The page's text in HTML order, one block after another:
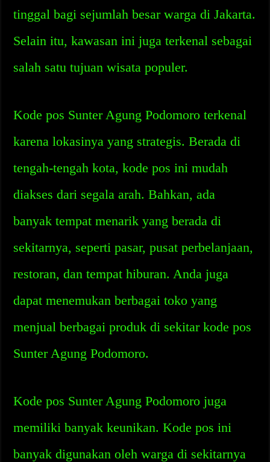
tinggal bagi sejumlah besar warga di Jakarta.
Selain itu, kawasan ini juga terkenal sebagai
salah satu tujuan wisata populer.
Kode pos Sunter Agung Podomoro terkenal
karena lokasinya yang strategis. Berada di
tengah-tengah kota, kode pos ini mudah
diakses dari segala arah. Bahkan, ada
banyak tempat menarik yang berada di
sekitarnya, seperti pasar, pusat perbelanjaan,
restoran, dan tempat hiburan. Anda juga
dapat menemukan berbagai toko yang
menjual berbagai produk di sekitar kode pos
Sunter Agung Podomoro.
Kode pos Sunter Agung Podomoro juga
memiliki banyak keunikan. Kode pos ini
banyak digunakan oleh warga di sekitarnya